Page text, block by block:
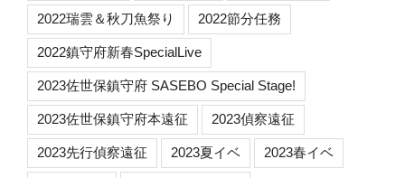
2022瑞雲＆秋刀魚祭り 2022節分任務
2022鎮守府新春SpecialLive
2023佐世保鎮守府 SASEBO Special Stage!
2023佐世保鎮守府本遠征 2023偵察遠征
2023先行偵察遠征 2023夏イベ 2023春イベ